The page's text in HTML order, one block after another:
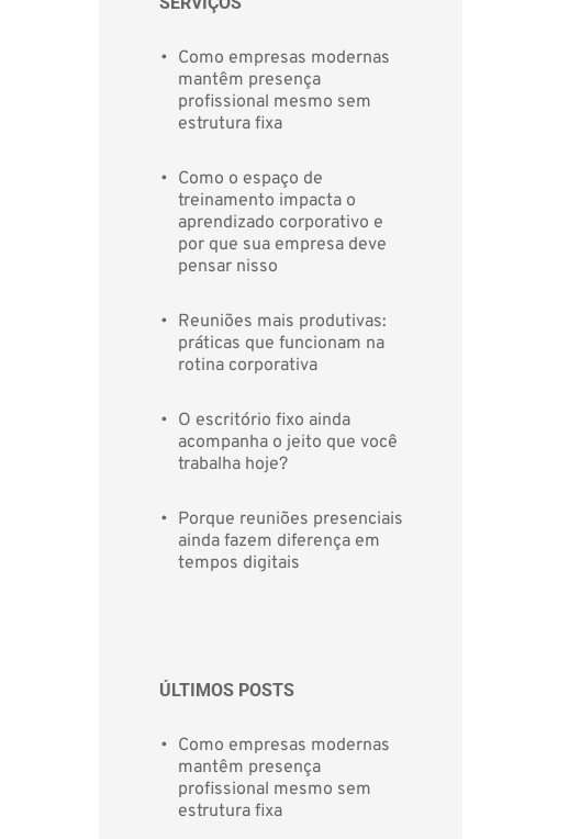
Como empresas modernas
mantêm presença
profissional mesmo sem
estrutura fixa
Como o espaço de
treinamento impacta o
aprendizado corporativo e
por que sua empresa deve
pensar nisso
Reuniões mais produtivas:
práticas que funcionam na
rotina corporativa
O escritório fixo ainda
acompanha o jeito que você
trabalha hoje?
Porque reuniões presenciais
ainda fazem diferença em
tempos digitais
ÚLTIMOS POSTS
Como empresas modernas
mantêm presença
profissional mesmo sem
estrutura fixa